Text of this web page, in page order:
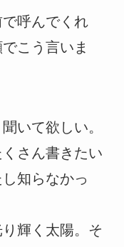
呼んでくれ
こう言いま
いて欲しい。
さん書きたい
知らなかっ
輝く太陽。そ